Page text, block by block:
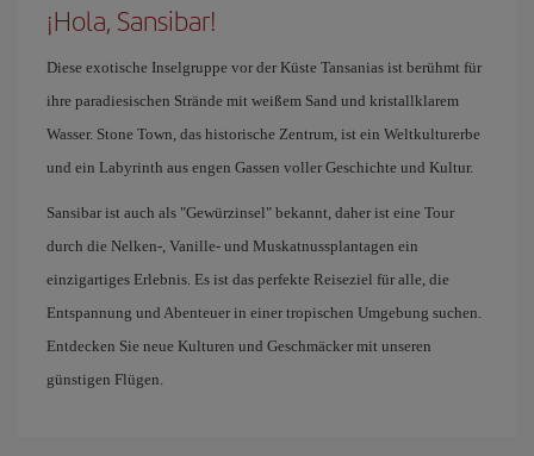
¡Hola, Sansibar!
Diese exotische Inselgruppe vor der Küste Tansanias ist berühmt für
ihre paradiesischen Strände mit weißem Sand und kristallklarem
Wasser. Stone Town, das historische Zentrum, ist ein Weltkulturerbe
und ein Labyrinth aus engen Gassen voller Geschichte und Kultur.
Sansibar ist auch als "Gewürzinsel" bekannt, daher ist eine Tour
durch die Nelken-, Vanille- und Muskatnussplantagen ein
einzigartiges Erlebnis. Es ist das perfekte Reiseziel für alle, die
Entspannung und Abenteuer in einer tropischen Umgebung suchen.
Entdecken Sie neue Kulturen und Geschmäcker mit unseren
günstigen Flügen.